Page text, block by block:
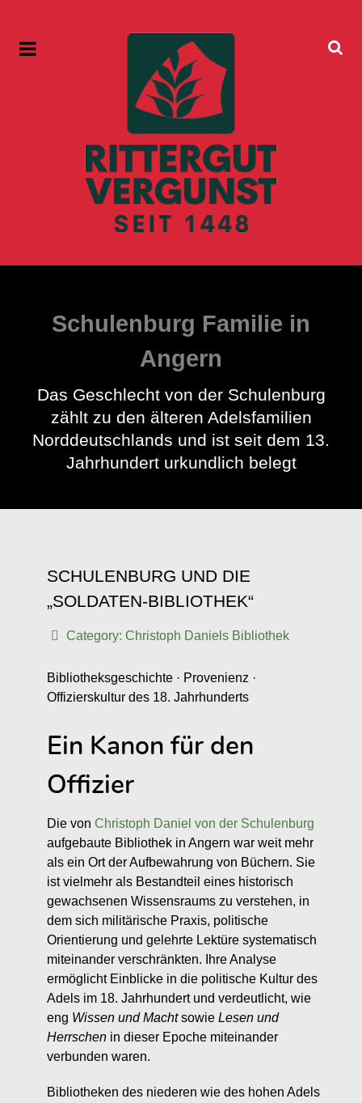
Schulenburg Familie in
Angern
Das Geschlecht von der Schulenburg
zählt zu den älteren Adelsfamilien
Norddeutschlands und ist seit dem 13.
Jahrhundert urkundlich belegt
SCHULENBURG UND DIE
„SOLDATEN-BIBLIOTHEK“
Category: Christoph Daniels Bibliothek
Bibliotheksgeschichte · Provenienz ·
Offizierskultur des 18. Jahrhunderts
Ein Kanon für den
Offizier
Die von Christoph Daniel von der Schulenburg
aufgebaute Bibliothek in Angern war weit mehr
als ein Ort der Aufbewahrung von Büchern. Sie
ist vielmehr als Bestandteil eines historisch
gewachsenen Wissensraums zu verstehen, in
dem sich militärische Praxis, politische
Orientierung und gelehrte Lektüre systematisch
miteinander verschränkten. Ihre Analyse
ermöglicht Einblicke in die politische Kultur des
Adels im 18. Jahrhundert und verdeutlicht, wie
eng Wissen und Machtsowie Lesen und
Herrschen in dieser Epoche miteinander
verbunden waren.
Bibliotheken des niederen wie des hohen Adels